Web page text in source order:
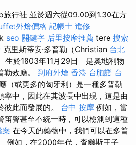
旅行社 並於週六從09.00到1.30在方
外燴價格 記帳士 進修
seo 關鍵字 后里按摩推薦 tere 搜索
克里斯蒂安·多普勒（Christian 台北
生於1803年11月29日，是奧地利物
勒效應。 到府外燴 香港 台胞證 台
（或更多的匈牙利）是一種多普勒
率中，因此在其波長中出現，這是由
彼此而發展的。 台中 按摩 例如，當
笛聲甚至不統一時，可以檢測到這種
案 在今天的藥物中，我們可以在多普
例如，在2000年代，查爾斯王子